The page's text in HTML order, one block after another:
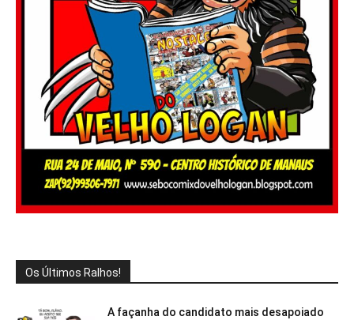
Os Últimos Ralhos!
A façanha do candidato mais desapoiado